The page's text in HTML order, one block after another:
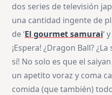
dos series de televisión
una cantidad ingente de
de ‘El gourmet samurai‘ y
¡Espera! ¿Dragon Ball?
sí! No solo es que el
un apetito voraz y coma
comida (que también)